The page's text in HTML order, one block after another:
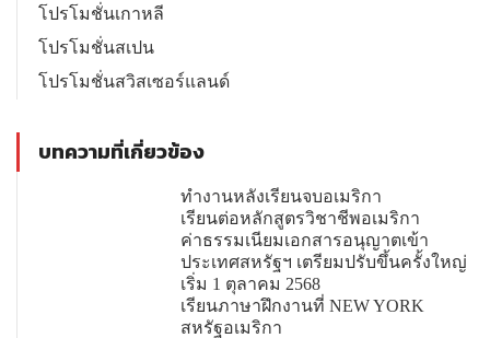
โปรโมชั่นเกาหลี
โปรโมชั่นสเปน
โปรโมชั่นสวิสเซอร์แลนด์
บทความที่เกี่ยวข้อง
ทำงานหลังเรียนจบอเมริกา
เรียนต่อหลักสูตรวิชาชีพอเมริกา
ค่าธรรมเนียมเอกสารอนุญาตเข้า
ประเทศสหรัฐฯ เตรียมปรับขึ้นครั้งใหญ่
เริ่ม 1 ตุลาคม 2568
เรียนภาษาฝึกงานที่ NEW YORK
สหรัฐอเมริกา